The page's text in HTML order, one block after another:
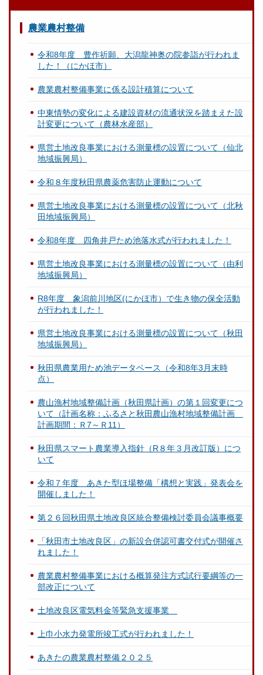
農業農村整備
令和8年度 豊作祈願、大潟龍神奥の院参詣が行われま
した！（にかほ市）
農業農村整備事業に係る設計積算について
中東情勢の変化による建設資材の流通状況を踏まえた設
計変更について（農林水産部）
県営土地改良事業における測量標の設置について（仙北
地域振興局）
令和８年度秋田県農薬危害防止運動について
県営土地改良事業における測量標の設置について（北秋
田地域振興局）
令和8年度 四角井戸ため池落水式が行われました！
県営土地改良事業における測量標の設置について（由利
地域振興局）
R8年度 象潟前川地区(にかほ市）で生き物の保全活動
が行われました！
県営土地改良事業における測量標の設置について（秋田
地域振興局）
秋田県農業用ため池データベース（令和8年3月末時
点）
農山漁村地域整備計画（秋田県計画）の第１回変更につ
いて（計画名称：ふるさと秋田農山漁村地域整備計画
計画期間：Ｒ7～Ｒ11）
秋田県スマート農業導入指針（R８年３月改訂版）につ
いて
令和７年度 あきた型ほ場整備「構想と実践」発表会を
開催しました！
第２６回秋田県土地改良区統合整備検討委員会議事概要
「秋田市土地改良区」の新設合併認可書交付式が開催さ
れました！
農業農村整備事業における概算発注方式試行要綱等の一
部改正について
土地改良区電気料金等緊急支援事業
上巾小水力発電所竣工式が行われました！
あきたの農業農村整備２０２５